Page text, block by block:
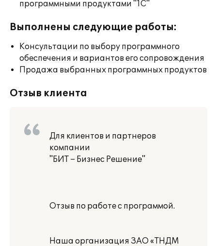
программными продуктами "1С"
Выполнены следующие работы:
Консультации по выбору программного
обеспечения и вариантов его сопровождения
Продажа выбранных программных продуктов
Отзыв клиента
Для клиентов и партнеров
компании
"БИТ – Бизнес Решение"
Отзыв по работе с программой.
Наша организация ЗАО «ТНДМ